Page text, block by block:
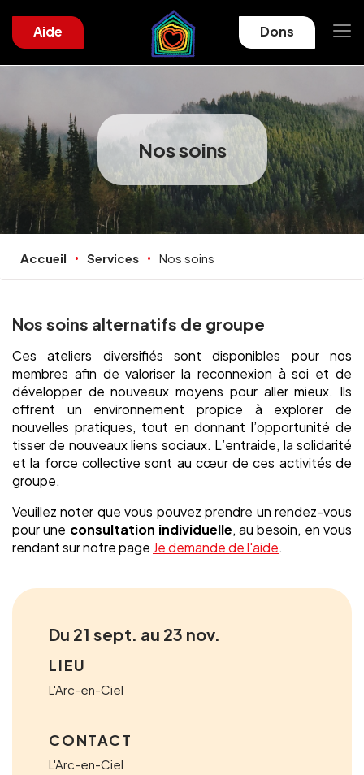
Aide Dons
Nos soins
Accueil Services Nos soins
Nos soins alternatifs de groupe
Ces ateliers diversifiés sont disponibles pour nos
membres afin de valoriser la reconnexion à soi et de
développer de nouveaux moyens pour aller mieux. Ils
offrent un environnement propice à explorer de
nouvelles pratiques, tout en donnant l’opportunité de
tisser de nouveaux liens sociaux. L’entraide, la solidarité
et la force collective sont au cœur de ces activités de
groupe.
Veuillez noter que vous pouvez prendre un rendez-vous
pour une consultation individuelle, au besoin, en vous
rendant sur notre page Je demande de l'aide.
Du 21 sept. au 23 nov.
LIEU
L'Arc-en-Ciel
CONTACT
L'Arc-en-Ciel